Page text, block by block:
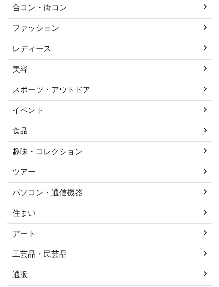
合コン・街コン
ファッション
レディース
美容
スポーツ・アウトドア
イベント
食品
趣味・コレクション
ツアー
パソコン・通信機器
住まい
アート
工芸品・民芸品
通販